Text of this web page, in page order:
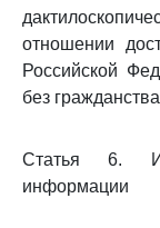
отношении
Российской
без
Статья 6.
информации